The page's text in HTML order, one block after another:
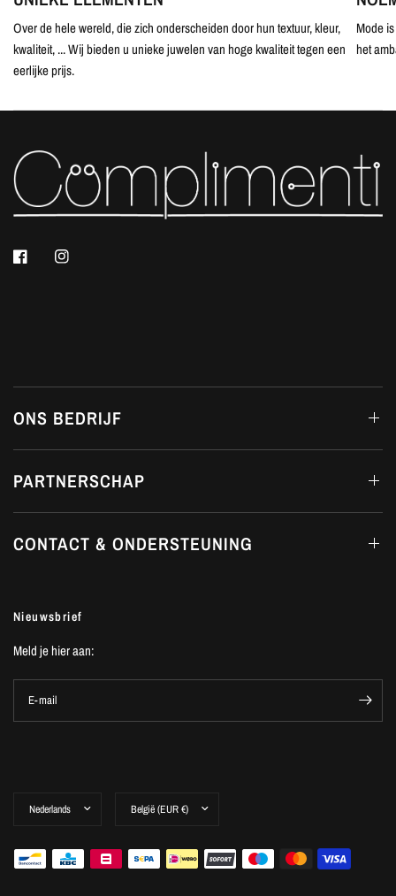
Over de hele wereld, die zich onderscheiden door hun textuur, kleur,
kwaliteit, ... Wij bieden u unieke juwelen van hoge kwaliteit tegen een
eerlijke prijs.
Mode
het
ONS BEDRIJF
PARTNERSCHAP
CONTACT & ONDERSTEUNING
Nieuwsbrief
Meld je hier aan:
E-mail